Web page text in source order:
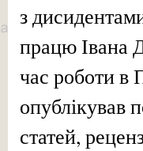
з
працю Івана
час роботи в
опублікував
статей,